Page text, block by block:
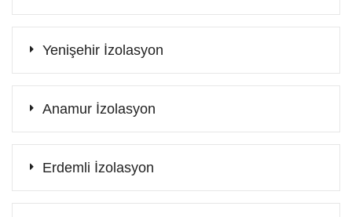
Yenişehir İzolasyon
Anamur İzolasyon
Erdemli İzolasyon